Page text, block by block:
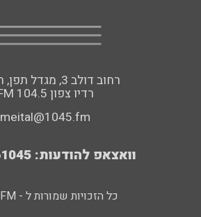
רחוב דולב 3, מגדל תפן, ת.ד 56
FM רדיו צפון 104.5
meital@1045.fm
וואצאפ להודעות: 0547961045
כל הזכויות שמורות ל - 104.5FM